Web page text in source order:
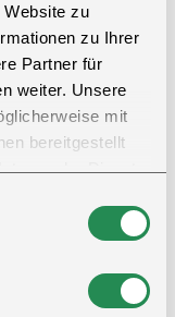
Website zu
zu Ihrer
Partner für
weiter. Unsere
mit
bereitgestellt
der Dienste
und Wind
für eine saubere
Kapuze
Flexibilität
Reißverschluss,
Stauraum für